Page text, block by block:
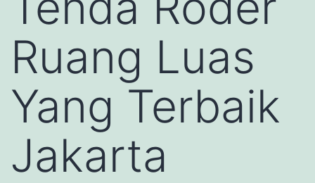
Ruang Luas
Yang Terbaik
Jakarta